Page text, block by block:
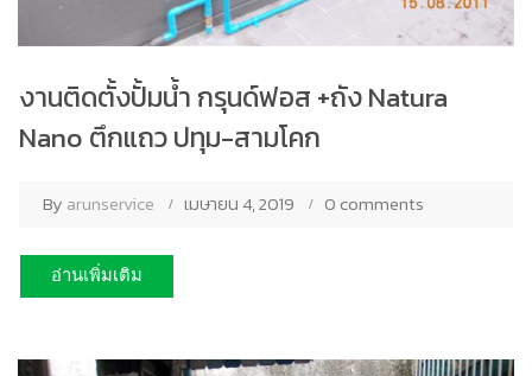
งานติดตั้งปั้มน้ำ กรุนด์ฟอส +ถัง Natura
Nano ตึกแถว ปทุม-สามโคก
By arunservice เมษายน 4, 2019 0 comments
อ่านเพิ่มเติม